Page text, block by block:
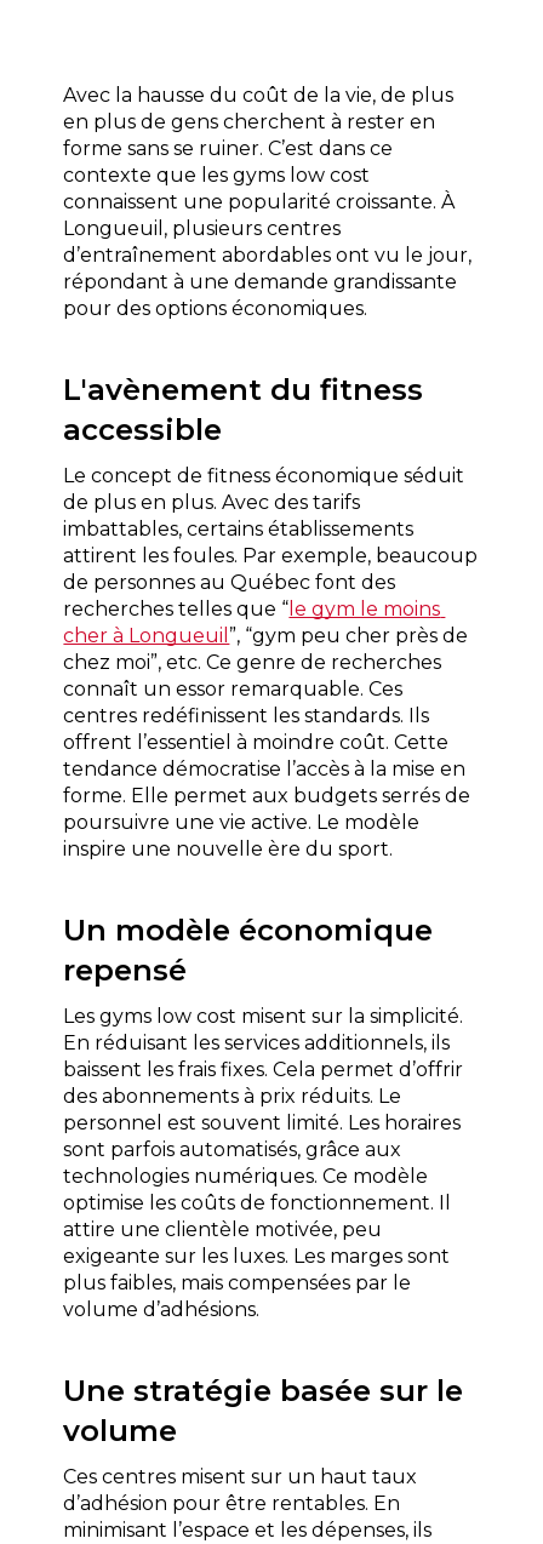
Avec la hausse du coût de la vie, de plus
en plus de gens cherchent à rester en
forme sans se ruiner. C’est dans ce
contexte que les gyms low cost
connaissent une popularité croissante. À
Longueuil, plusieurs centres
d’entraînement abordables ont vu le jour,
répondant à une demande grandissante
pour des options économiques.
L'avènement du fitness
accessible
Le concept de fitness économique séduit
de plus en plus. Avec des tarifs
imbattables, certains établissements
attirent les foules. Par exemple, beaucoup
de personnes au Québec font des
recherches telles que “ le gym le moins
cher à Longueuil ”, “gym peu cher près de
chez moi”, etc. Ce genre de recherches
connaît un essor remarquable. Ces
centres redéfinissent les standards. Ils
offrent l’essentiel à moindre coût. Cette
tendance démocratise l’accès à la mise en
forme. Elle permet aux budgets serrés de
poursuivre une vie active. Le modèle
inspire une nouvelle ère du sport.
Un modèle économique
repensé
Les gyms low cost misent sur la simplicité.
En réduisant les services additionnels, ils
baissent les frais fixes. Cela permet d’offrir
des abonnements à prix réduits. Le
personnel est souvent limité. Les horaires
sont parfois automatisés, grâce aux
technologies numériques. Ce modèle
optimise les coûts de fonctionnement. Il
attire une clientèle motivée, peu
exigeante sur les luxes. Les marges sont
plus faibles, mais compensées par le
volume d’adhésions.
Une stratégie basée sur le
volume
Ces centres misent sur un haut taux
d’adhésion pour être rentables. En
minimisant l’espace et les dépenses, ils